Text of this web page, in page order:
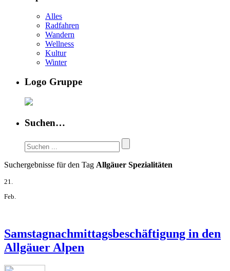
Alles
Radfahren
Wandern
Wellness
Kultur
Winter
Logo Gruppe
Suchen…
Suchergebnisse für den Tag Allgäuer Spezialitäten
21.
Feb.
Samstagnachmittagsbeschäftigung in den
Allgäuer Alpen